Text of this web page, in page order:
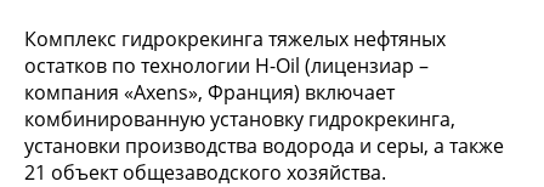
Комплекс гидрокрекинга тяжелых нефтяных
остатков по технологии H-Oil (лицензиар –
компания «Axens», Франция) включает
комбинированную установку гидрокрекинга,
установки производства водорода и серы, а также
21 объект общезаводского хозяйства.